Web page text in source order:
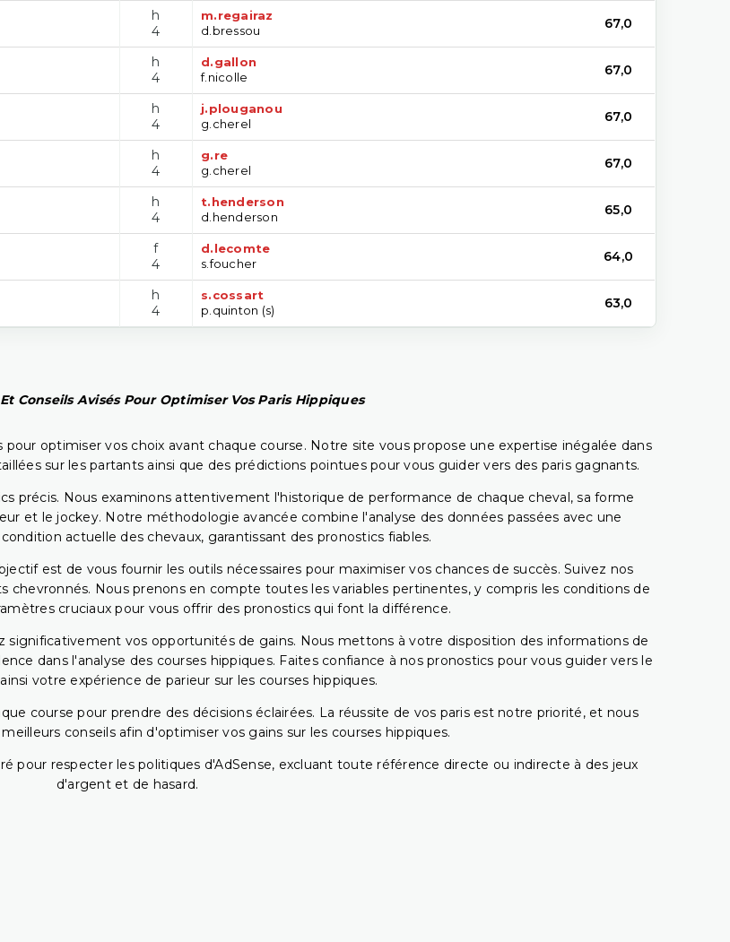
h
4
m.regairaz
d.bressou
67,0
h
4
d.gallon
f.nicolle
67,0
h
4
j.plouganou
g.cherel
67,0
h
4
g.re
g.cherel
67,0
h
4
t.henderson
d.henderson
65,0
f
4
d.lecomte
s.foucher
64,0
h
4
s.cossart
p.quinton (s)
63,0
Conseils Avisés Pour Optimiser Vos Paris Hippiques
optimiser vos choix avant chaque course. Notre site vous propose une expertise inégalée dans
sur les partants ainsi que des prédictions pointues pour vous guider vers des paris gagnants.
précis. Nous examinons attentivement l'historique de performance de chaque cheval, sa forme
et le jockey. Notre méthodologie avancée combine l'analyse des données passées avec une
actuelle des chevaux, garantissant des pronostics fiables.
est de vous fournir les outils nécessaires pour maximiser vos chances de succès. Suivez nos
chevronnés. Nous prenons en compte toutes les variables pertinentes, y compris les conditions de
cruciaux pour vous offrir des pronostics qui font la différence.
significativement vos opportunités de gains. Nous mettons à votre disposition des informations de
dans l'analyse des courses hippiques. Faites confiance à nos pronostics pour vous guider vers le
votre expérience de parieur sur les courses hippiques.
course pour prendre des décisions éclairées. La réussite de vos paris est notre priorité, et nous
conseils afin d'optimiser vos gains sur les courses hippiques.
pour respecter les politiques d'AdSense, excluant toute référence directe ou indirecte à des jeux
d'argent et de hasard.